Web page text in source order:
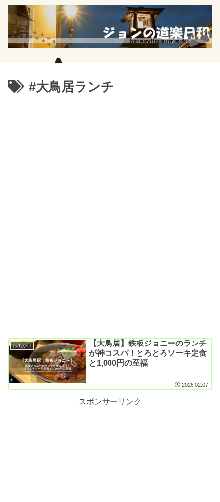
#大鳥居ランチ
お出かけ
【大鳥居】鉄板ジョニーのランチ
が神コスパ！とろとろソーキ定食
と1,000円の至福
2026.02.07
スポンサーリンク